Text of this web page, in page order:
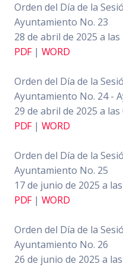
Orden del Día de la
Ayuntamiento No. 23
28 de abril de 2025 a las
PDF| WORD
Orden del Día de la
Ayuntamiento No. 24 -
29 de abril de 2025 a las
PDF| WORD
Orden del Día de la
Ayuntamiento No. 25
17 de junio de 2025 a
PDF| WORD
Orden del Día de la
Ayuntamiento No. 26
26 de junio de 2025 a